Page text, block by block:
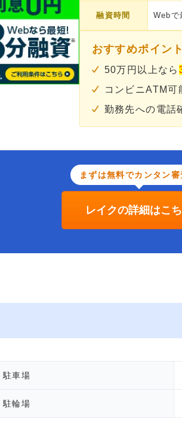
融資時間 Webで
おすすめポイント
50万円以上なら
コンビニATM可
勤務先への電話
まずは無料でカンタン審
レイクの詳細はこ
駐車場
駐輪場